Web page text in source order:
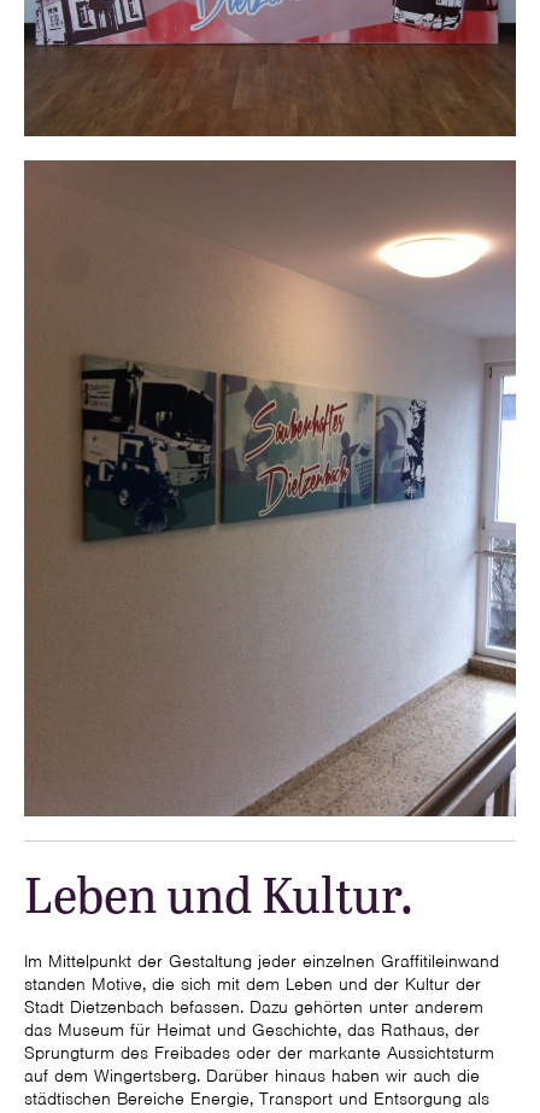
Leben und Kultur.
Im Mittelpunkt der Gestaltung jeder einzelnen Graffitileinwand
standen Motive, die sich mit dem Leben und der Kultur der
Stadt Dietzenbach befassen. Dazu gehörten unter anderem
das Museum für Heimat und Geschichte, das Rathaus, der
Sprungturm des Freibades oder der markante Aussichtsturm
auf dem Wingertsberg. Darüber hinaus haben wir auch die
städtischen Bereiche Energie, Transport und Entsorgung als